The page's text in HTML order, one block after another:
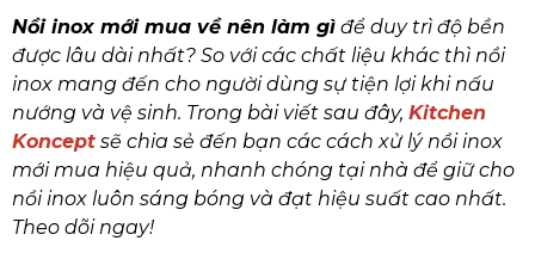
Khay Gang, Lò Nướng
Phụ Kiện Gang
Khăn Bàn Ăn
Máy Chiết Rượu
Dụng Cụ Pha Chế
Khui Rượu, Nút Chai
Bình, Ly & Hũ Giữ Nhiệt
Bình Trà
Nồi inox mới mua về nên làm gì để duy trì độ bền
được lâu dài nhất? So với các chất liệu khác thì nồi
inox mang đến cho người dùng sự tiện lợi khi nấu
nướng và vệ sinh. Trong bài viết sau đây, Kitchen
Koncept sẽ chia sẻ đến bạn các cách xử lý nồi inox
mới mua hiệu quả, nhanh chóng tại nhà để giữ cho
nồi inox luôn sáng bóng và đạt hiệu suất cao nhất.
Theo dõi ngay!